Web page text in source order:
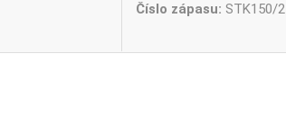
Číslo zápasu: STK150/2